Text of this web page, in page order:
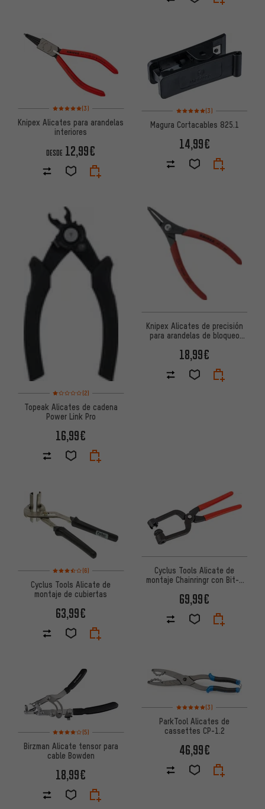
Valoración media: 5 de 5 basada en 3 reseñas
(3)
Knipex Alicates para arandelas
interiores
DESDE 12,99€
Valoración media: 5 de 5
(3)
Magura Cortacables 825.1
14,99€
Valoración media: 1 de 5 basada en 2 reseñas
(2)
Topeak Alicates de cadena
Power Link Pro
16,99€
Knipex Alicates de precisión
para arandelas de bloqueo
18,99€
Valoración media: 3,5 de 5 basada en 6 reseñas
(6)
Cyclus Tools Alicate de
montaje de cubiertas
63,99€
Cyclus Tools Alicate de
montaje Chainringr con Bit-D
69,99€
Valoración media: 4 de 5 basada en 5 reseñas
(5)
Birzman Alicate tensor para
cable Bowden
18,99€
Valoración media: 5 de 5
(3)
ParkTool Alicates de
cassettes CP-1.2
46,99€